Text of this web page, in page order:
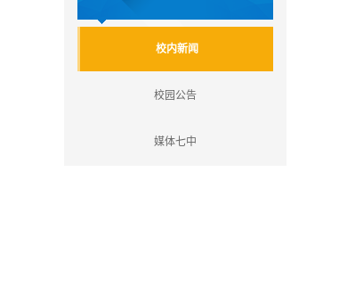
校内新闻
校园公告
媒体七中